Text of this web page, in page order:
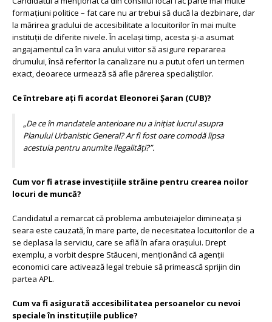
formațiuni politice – fat care nu ar trebui să ducă la dezbinare, dar
la mărirea gradului de accesibilitate a locuitorilor în mai multe
instituții de diferite nivele. În același timp, acesta și-a asumat
angajamentul ca în vara anului viitor să asigure repararea
drumului, însă referitor la canalizare nu a putut oferi un termen
exact, deoarece urmează să afle părerea specialiștilor.
Ce întrebare ați fi acordat Eleonorei Șaran (CUB)?
„De ce în mandatele anterioare nu a inițiat lucrul asupra
Planului Urbanistic General? Ar fi fost oare comodă lipsa
acestuia pentru anumite ilegalități?”.
Cum vor fi atrase investițiile străine pentru crearea noilor
locuri de muncă?
Candidatul a remarcat că problema ambuteiajelor dimineața și
seara este cauzată, în mare parte, de necesitatea locuitorilor de a
se deplasa la serviciu, care se află în afara orașului. Drept
exemplu, a vorbit despre Stăuceni, menționând că agenții
economici care activează legal trebuie să primească sprijin din
partea APL.
Cum va fi asigurată accesibilitatea persoanelor cu nevoi
speciale în instituțiile publice?